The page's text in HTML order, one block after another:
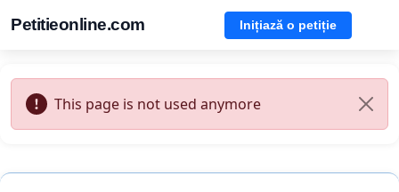
Petitieonline.com Inițiază o petiție
This page is not used anymore